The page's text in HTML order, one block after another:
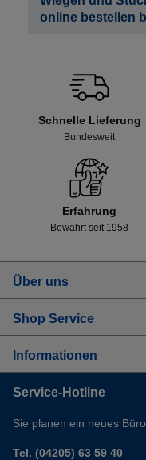
online bestellen
Schnelle Lieferung
Bundesweit
Erfahrung
Bewährt seit 1958
Über uns
Shop Service
Informationen
Service-Hotline
Sie planen ein neues
Tel. (04205) 63 59 40